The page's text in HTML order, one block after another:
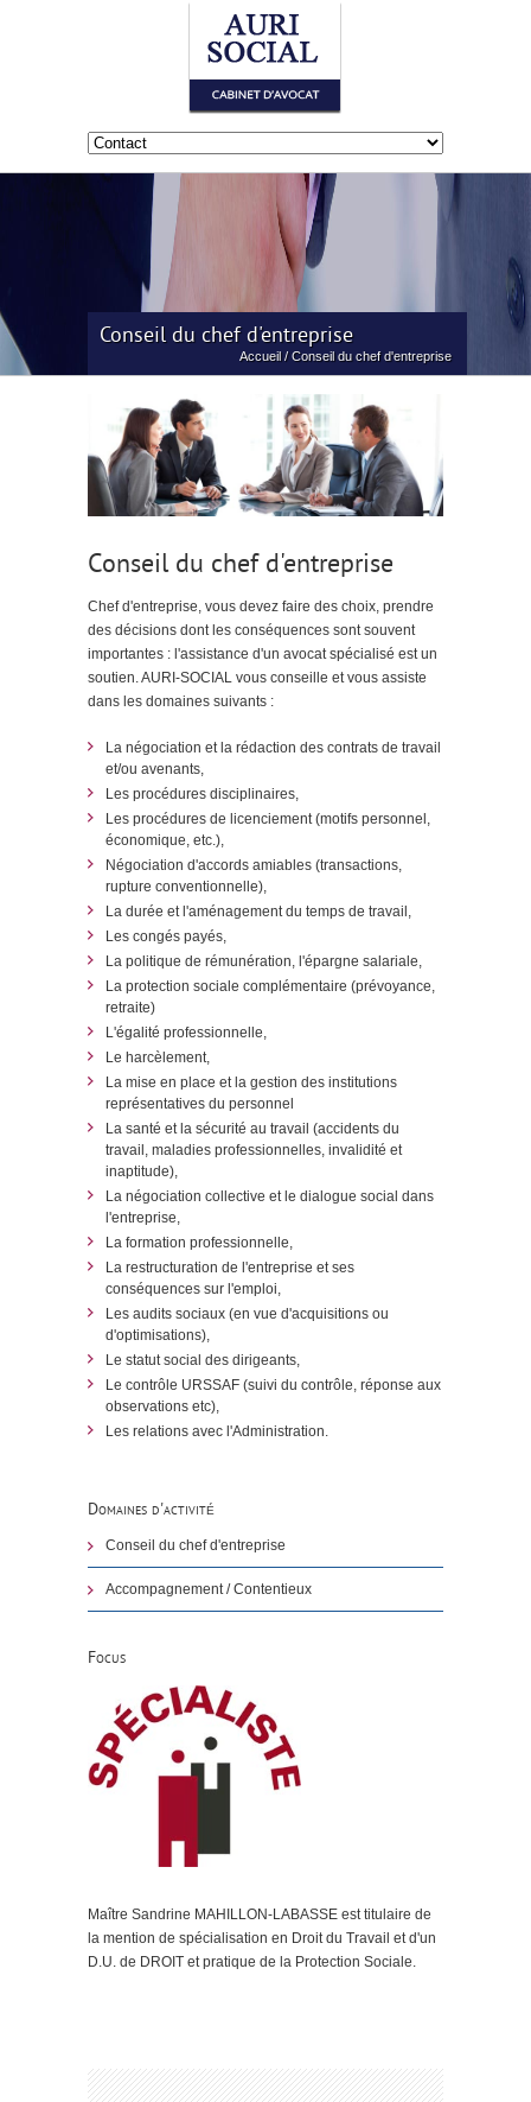
Conseil du chef d'entreprise
Accueil / Conseil du chef d'entreprise
Conseil du chef d'entreprise
Chef d'entreprise, vous devez faire des choix, prendre
des décisions dont les conséquences sont souvent
importantes : l'assistance d'un avocat spécialisé est un
soutien. AURI-SOCIAL vous conseille et vous assiste
dans les domaines suivants :
La négociation et la rédaction des contrats de travail
et/ou avenants,
Les procédures disciplinaires,
Les procédures de licenciement (motifs personnel,
économique, etc.),
Négociation d'accords amiables (transactions,
rupture conventionnelle),
La durée et l'aménagement du temps de travail,
Les congés payés,
La politique de rémunération, l'épargne salariale,
La protection sociale complémentaire (prévoyance,
retraite)
L'égalité professionnelle,
Le harcèlement,
La mise en place et la gestion des institutions
représentatives du personnel
La santé et la sécurité au travail (accidents du
travail, maladies professionnelles, invalidité et
inaptitude),
La négociation collective et le dialogue social dans
l'entreprise,
La formation professionnelle,
La restructuration de l'entreprise et ses
conséquences sur l'emploi,
Les audits sociaux (en vue d'acquisitions ou
d'optimisations),
Le statut social des dirigeants,
Le contrôle URSSAF (suivi du contrôle, réponse aux
observations etc),
Les relations avec l'Administration.
Domaines d'activité
Conseil du chef d'entreprise
Accompagnement / Contentieux
Focus
Maître Sandrine MAHILLON-LABASSE est titulaire de
la mention de spécialisation en Droit du Travail et d'un
D.U. de DROIT et pratique de la Protection Sociale.